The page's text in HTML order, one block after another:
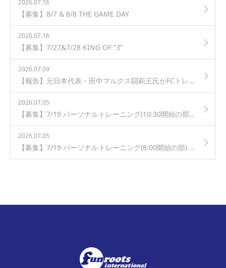
2026.07.16
【募集】8/7 & 8/8 THE GAME DAY
2026.07.16
【募集】7/27&7/28 KING OF “3”
2026.07.09
【報告】元日本代表・田中マルクス闘莉王氏がFCトレーロスジュニアユースを訪問！
2026.07.05
【募集】7/19 パーソナルトレーニング(10:30開始の部) in 芦花公園
2026.07.05
【募集】7/19 パーソナルトレーニング(8:00開始の部) in 芦花公園